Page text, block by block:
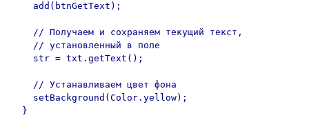
    add(btnGetText);
    // Получаем и сохраняем текущий текст,
    // установленный в поле
    str = txt.getText();
    // Устанавливаем цвет фона
    setBackground(Color.yellow);
  }